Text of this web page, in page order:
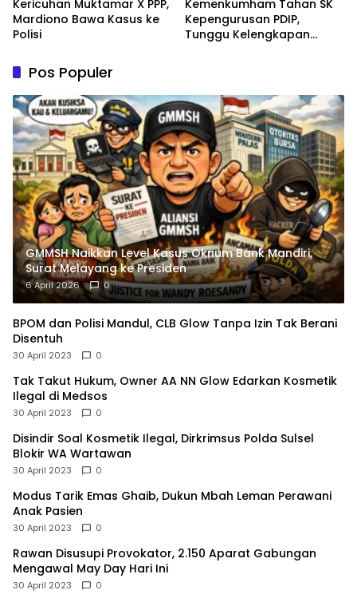
Kericuhan Muktamar X PPP,
Mardiono Bawa Kasus ke
Polisi
Kemenkumham Tahan SK
Kepengurusan PDIP,
Tunggu Kelengkapan
Pos Populer
GMMSH Naikkan Level Kasus Oknum Bank Mandiri,
Surat Melayang ke Presiden
6 April 2026 0
BPOM dan Polisi Mandul, CLB Glow Tanpa Izin Tak Berani
Disentuh
30 April 2023 0
Tak Takut Hukum, Owner AA NN Glow Edarkan Kosmetik
Ilegal di Medsos
30 April 2023 0
Disindir Soal Kosmetik Ilegal, Dirkrimsus Polda Sulsel
Blokir WA Wartawan
30 April 2023 0
Modus Tarik Emas Ghaib, Dukun Mbah Leman Perawani
Anak Pasien
30 April 2023 0
Rawan Disusupi Provokator, 2.150 Aparat Gabungan
Mengawal May Day Hari Ini
30 April 2023 0